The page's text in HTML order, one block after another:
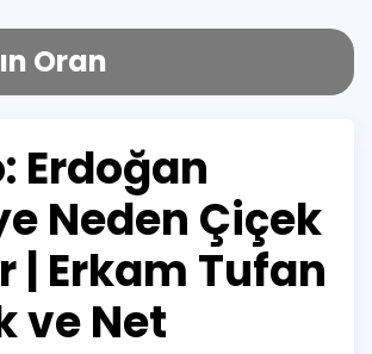
Oran
Erdoğan
Neden Çiçek
| Erkam Tufan
ve Net